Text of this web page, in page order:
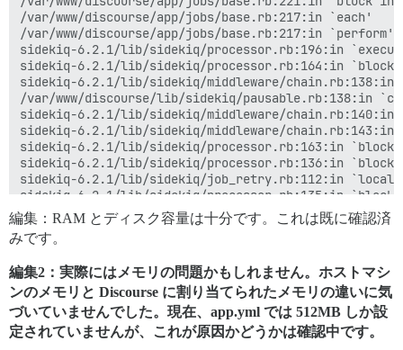
/var/www/discourse/app/jobs/base.rb:217:in `each'
/var/www/discourse/app/jobs/base.rb:217:in `perform'
sidekiq-6.2.1/lib/sidekiq/processor.rb:196:in
sidekiq-6.2.1/lib/sidekiq/processor.rb:164:in
sidekiq-6.2.1/lib/sidekiq/middleware/
/var/www/discourse/lib/sidekiq/pausable.rb:138:in
sidekiq-6.2.1/lib/sidekiq/middleware/
sidekiq-6.2.1/lib/sidekiq/middleware/chain.rb:143:in
sidekiq-6.2.1/lib/sidekiq/processor.rb:163:in `block
sidekiq-6.2.1/lib/sidekiq/processor.rb:136:in
sidekiq-6.2.1/lib/sidekiq/job_retry.rb:112:in `local'
sidekiq-6.2.1/lib/sidekiq/processor.rb:135:in
sidekiq-6.2.1/lib/sidekiq.rb:38:in `block in
sidekiq-6.2.1/lib/sidekiq/processor.rb:131:in
sidekiq-6.2.1/lib/sidekiq/processor.rb:257:in `stats'
sidekiq-6.2.1/lib/sidekiq/processor.rb:126:in
sidekiq-6.2.1/lib/sidekiq/job_logger.rb:13:in `call'
sidekiq-6.2.1/lib/sidekiq/processor.rb:125:in
sidekiq-6.2.1/lib/sidekiq/job_retry.rb:79:in `global'
sidekiq-6.2.1/lib/sidekiq/processor.rb:124:in `block
sidekiq-6.2.1/lib/sidekiq/logger.rb:11:in `with'
編集：RAM とディスク容量は十分です。これは既に確認済
みです。
編集2：実際にはメモリの問題かもしれません。ホストマシ
ンのメモリと Discourse に割り当てられたメモリの違いに気
づいていませんでした。現在、app.yml では 512MB しか設
定されていませんが、これが原因かどうかは確認中です。